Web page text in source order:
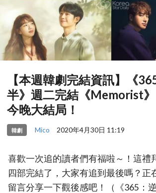
【本週韓劇完結資訊】《
半》週二完結《Memorist》
今晚大結局！
韓劇 Mico 2020年4月30日 11:19
喜歡一次追的讀者們有福啦～！這禮
四部完結了，大家有追到最後嗎？正
留言分享一下觀後感吧！（《365：